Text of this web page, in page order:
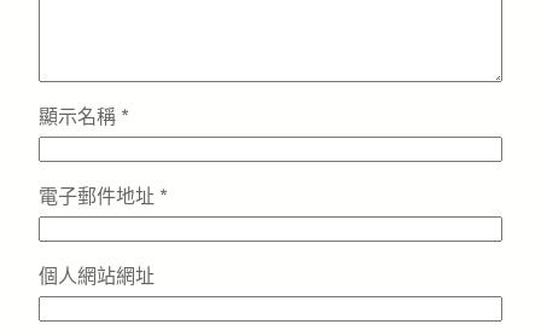
顯示名稱 *
電子郵件地址 *
個人網站網址